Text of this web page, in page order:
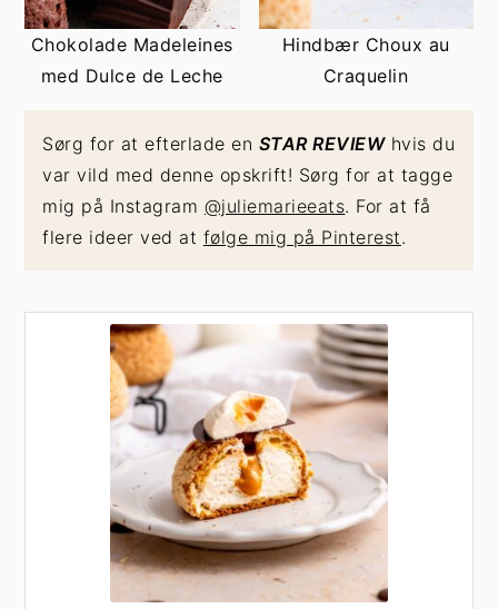
Chokolade Madeleines
med Dulce de Leche
Hindbær Choux au
Craquelin
Sørg for at efterlade en STAR REVIEWhvis du
var vild med denne opskrift! Sørg for at tagge
mig på Instagram @juliemarieeats. For at få
flere ideer ved at følge mig på Pinterest.